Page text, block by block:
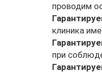
проводим
клиника
при